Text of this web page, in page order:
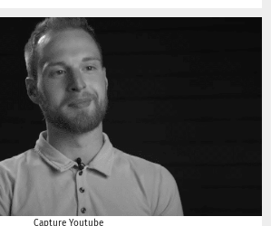
Capture Youtube